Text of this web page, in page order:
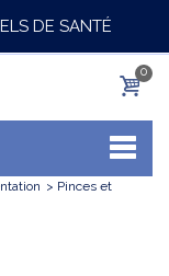
DE SANTÉ
0
> Pinces et